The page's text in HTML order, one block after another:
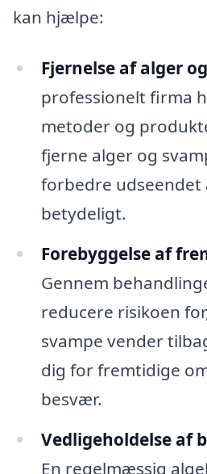
kan hjælpe:
Fjernelse af alger
professionelt firma
metoder og
fjerne alger og
forbedre udseendet
betydeligt.
Forebyggelse af
Gennem
reducere risikoen
svampe vender
dig for fremtidige
besvær.
Vedligeholdelse af
En regelmæssig